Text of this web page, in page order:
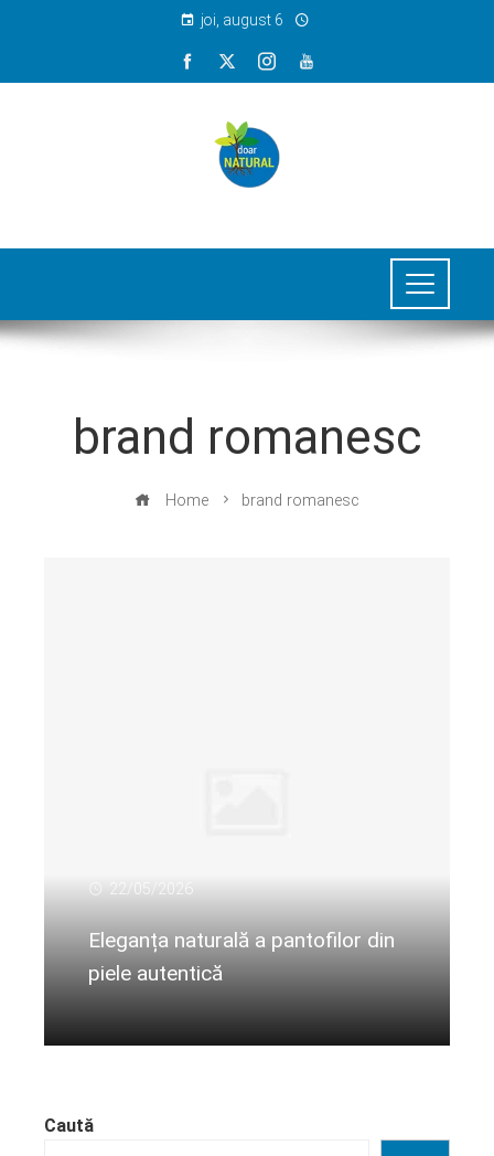
joi, august 6
brand romanesc
Home brand romanesc
22/05/2026
Eleganța naturală a pantofilor din
piele autentică
Caută